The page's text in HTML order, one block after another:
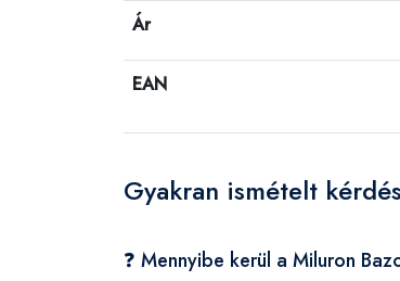
Ár
EAN
Gyakran ismételt
❓ Mennyibe kerül a Miluron